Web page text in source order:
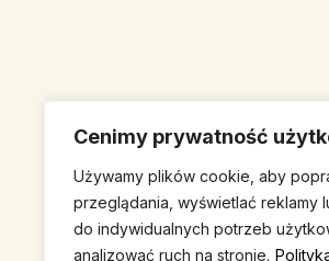
Cenimy prywatność
Używamy plików cookie, aby
przeglądania, wyświetlać reklamy
do indywidualnych potrzeb
analizować ruch na stronie.